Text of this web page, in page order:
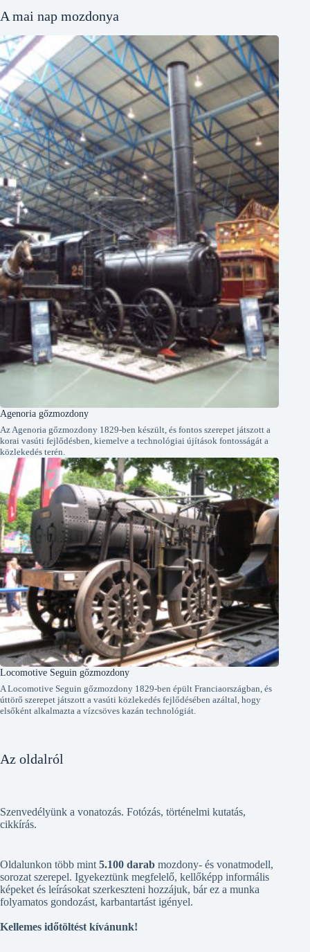
A mai nap mozdonya
Agenoria gőzmozdony
Az Agenoria gőzmozdony 1829-ben készült, és fontos szerepet játszott a
korai vasúti fejlődésben, kiemelve a technológiai újítások fontosságát a
közlekedés terén.
Locomotive Seguin gőzmozdony
A Locomotive Seguin gőzmozdony 1829-ben épült Franciaországban, és
úttörő szerepet játszott a vasúti közlekedés fejlődésében azáltal, hogy
elsőként alkalmazta a vízcsöves kazán technológiát.
Az oldalról
Szenvedélyünk a vonatozás. Fotózás, történelmi kutatás,
cikkírás.
Oldalunkon több mint 5.100 darab mozdony- és vonatmodell,
sorozat szerepel. Igyekeztünk megfelelő, kellőképp informális
képeket és leírásokat szerkeszteni hozzájuk, bár ez a munka
folyamatos gondozást, karbantartást igényel.
Kellemes időtöltést kívánunk!